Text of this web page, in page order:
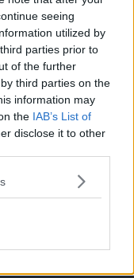
seeing
utilized by
parties prior to
of the further
third parties on the
information may
the IAB’s List of
disclose it to other